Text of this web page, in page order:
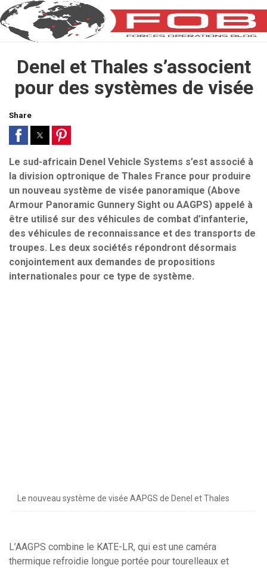
Denel et Thales s’associent
pour des systèmes de visée
Share
Le sud-africain Denel Vehicle Systems s’est associé à
la division optronique de Thales France pour produire
un nouveau système de visée panoramique (Above
Armour Panoramic Gunnery Sight ou AAGPS) appelé à
être utilisé sur des véhicules de combat d’infanterie,
des véhicules de reconnaissance et des transports de
troupes. Les deux sociétés répondront désormais
conjointement aux demandes de propositions
internationales pour ce type de système.
Le nouveau système de visée AAPGS de Denel et Thales
L’AAGPS combine le KATE-LR, qui est une caméra
thermique refroidie longue portée pour tourelleaux et